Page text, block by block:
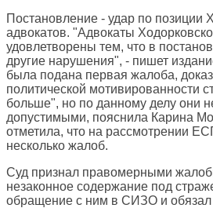
Постановление - удар по позиции
адвокатов. "Адвокаты
удовлетворены тем, что в
другие нарушения", - пишет
была подана первая жалоба,
политической мотивированности
больше", но по данному делу они
допустимыми, пояснила Карина
отметила, что на рассмотрении
несколько жалоб.
Суд признал правомерными
незаконное содержание под
обращение с ним в СИЗО и обязал